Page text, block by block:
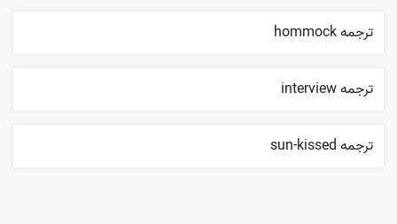
ترجمه hommock
ترجمه interview
ترجمه sun-kissed